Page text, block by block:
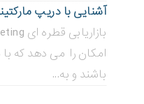
آشنایی با دریپ
امکان را می دهد که
باشند و به...